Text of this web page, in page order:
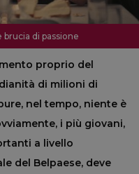
di passione
proprio del
di milioni di
nel tempo, niente è
i più giovani,
a livello
del Belpaese, deve